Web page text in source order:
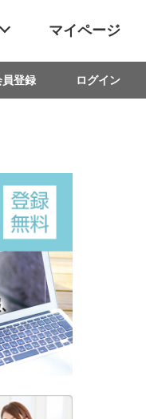
マイページ
員登録 ログイン